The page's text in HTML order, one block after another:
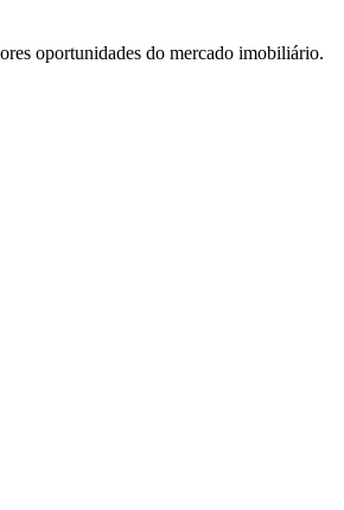
oportunidades do mercado imobiliário.